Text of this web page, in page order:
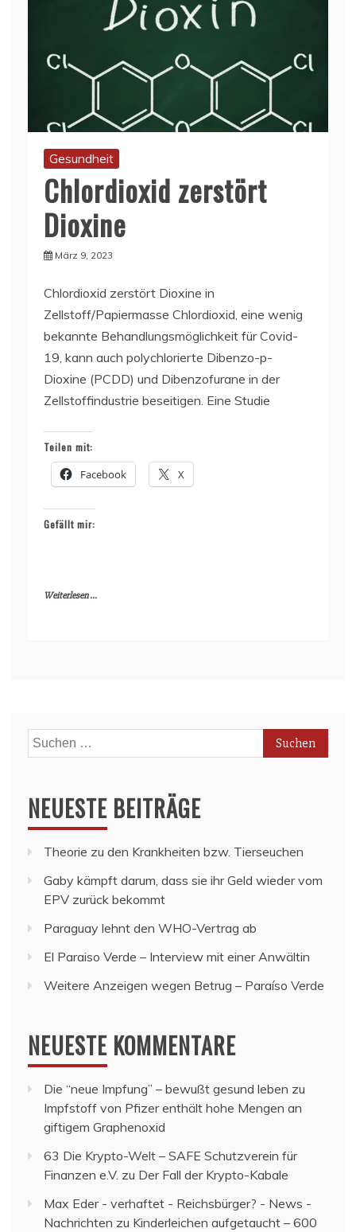
Gesundheit
Chlordioxid zerstört
Dioxine
März 9, 2023
Chlordioxid zerstört Dioxine in
Zellstoff/Papiermasse Chlordioxid, eine wenig
bekannte Behandlungsmöglichkeit für Covid-
19, kann auch polychlorierte Dibenzo-p-
Dioxine (PCDD) und Dibenzofurane in der
Zellstoffindustrie beseitigen. Eine Studie
Teilen mit:
Facebook X
Gefällt mir:
Weiterlesen ...
Suchen
nach:
NEUESTE BEITRÄGE
Theorie zu den Krankheiten bzw. Tierseuchen
Gaby kämpft darum, dass sie ihr Geld wieder vom
EPV zurück bekommt
Paraguay lehnt den WHO-Vertrag ab
El Paraiso Verde – Interview mit einer Anwältin
Weitere Anzeigen wegen Betrug – Paraíso Verde
NEUESTE KOMMENTARE
Die “neue Impfung” – bewußt gesund leben zu
Impfstoff von Pfizer enthält hohe Mengen an
giftigem Graphenoxid
63 Die Krypto-Welt – SAFE Schutzverein für
Finanzen e.V. zu Der Fall der Krypto-Kabale
Max Eder - verhaftet - Reichsbürger? - News -
Nachrichten zu Kinderleichen aufgetaucht – 600